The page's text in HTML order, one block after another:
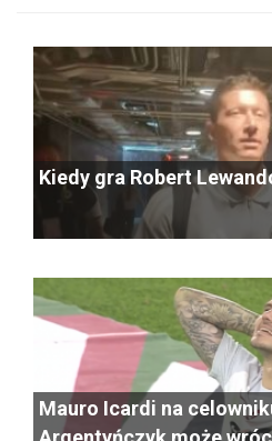
Kiedy gra Robert
Mauro Icardi na